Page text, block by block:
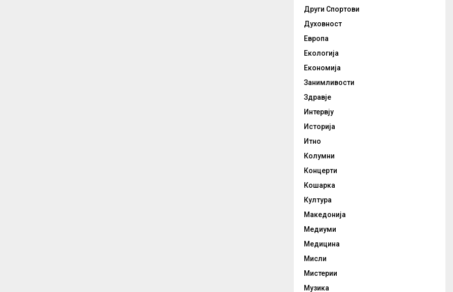
Други Спортови
Духовност
Европа
Екологија
Економија
Занимливости
Здравје
Интервју
Историја
Итно
Колумни
Концерти
Кошарка
Култура
Македонија
Медиуми
Медицина
Мисли
Мистерии
Музика